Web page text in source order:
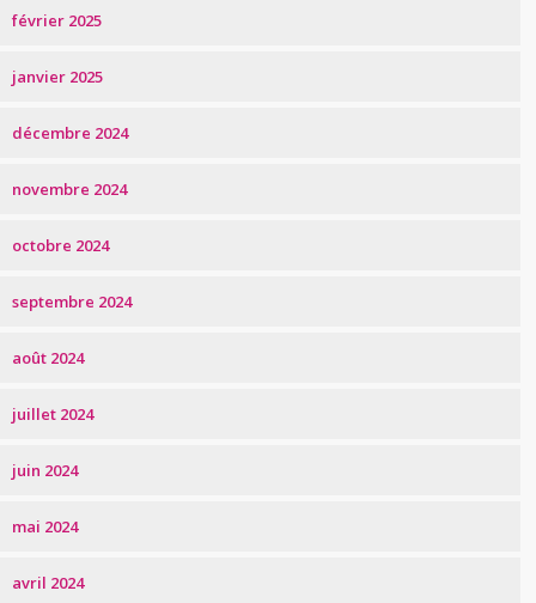
février 2025
janvier 2025
décembre 2024
novembre 2024
octobre 2024
septembre 2024
août 2024
juillet 2024
juin 2024
mai 2024
avril 2024